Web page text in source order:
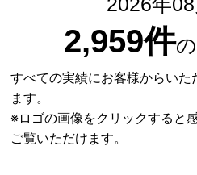
2,959件
すべての実績にお客様からいた
ます。
※ロゴの画像をクリックすると
ご覧いただけます。